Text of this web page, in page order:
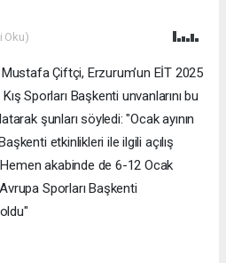
Oku)
Çiftçi, Erzurum’un EİT 2025
Sporları Başkenti unvanlarını bu
şunları söyledi: "Ocak ayının
etkinlikleri ile ilgili açılış
akabinde de 6-12 Ocak
Sporları Başkenti